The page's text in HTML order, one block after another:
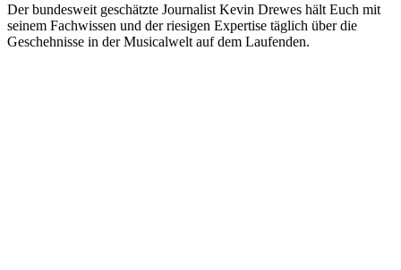
Der bundesweit geschätzte Journalist Kevin Drewes hält Euch mit
seinem Fachwissen und der riesigen Expertise täglich über die
Geschehnisse in der Musicalwelt auf dem Laufenden.